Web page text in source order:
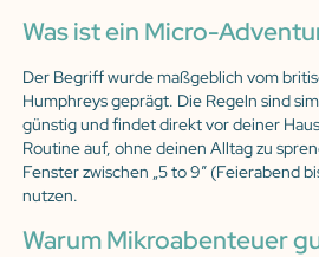
Was ist ein Micro-
Der Begriff wurde maßgeblich vom
Humphreys geprägt. Die Regeln sind
günstig und findet direkt vor deiner
Routine auf, ohne deinen Alltag zu
Fenster zwischen „5 to 9″ (Feierabend
nutzen.
Warum Mikroabenteuer